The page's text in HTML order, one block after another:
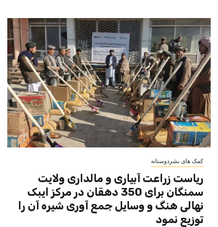
کمک های بشردوستانه
ریاست زراعت آبیاری و مالداری ولایت
سمنگان برای 350 دهقان در مرکز ایبک
نهالی هنگ و وسایل جمع آوری شیره آن را
توزیع نمود